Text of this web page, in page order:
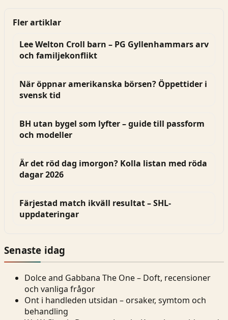
Fler artiklar
Lee Welton Croll barn – PG Gyllenhammars arv
och familjekonflikt
När öppnar amerikanska börsen? Öppettider i
svensk tid
BH utan bygel som lyfter – guide till passform
och modeller
Är det röd dag imorgon? Kolla listan med röda
dagar 2026
Färjestad match ikväll resultat – SHL-
uppdateringar
Senaste idag
Dolce and Gabbana The One – Doft, recensioner
och vanliga frågor
Ont i handleden utsidan – orsaker, symtom och
behandling